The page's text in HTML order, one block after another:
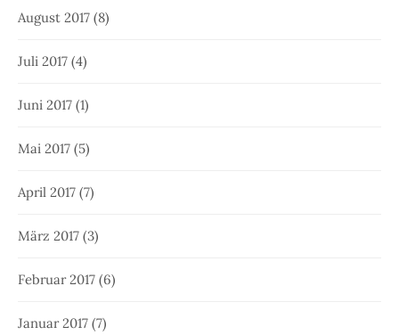
August 2017 (8)
Juli 2017 (4)
Juni 2017 (1)
Mai 2017 (5)
April 2017 (7)
März 2017 (3)
Februar 2017 (6)
Januar 2017 (7)